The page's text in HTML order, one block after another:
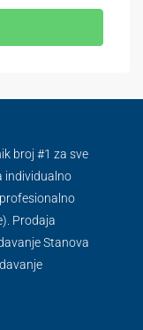
broj #1 za sve
individualno
Prodaja
Stanova